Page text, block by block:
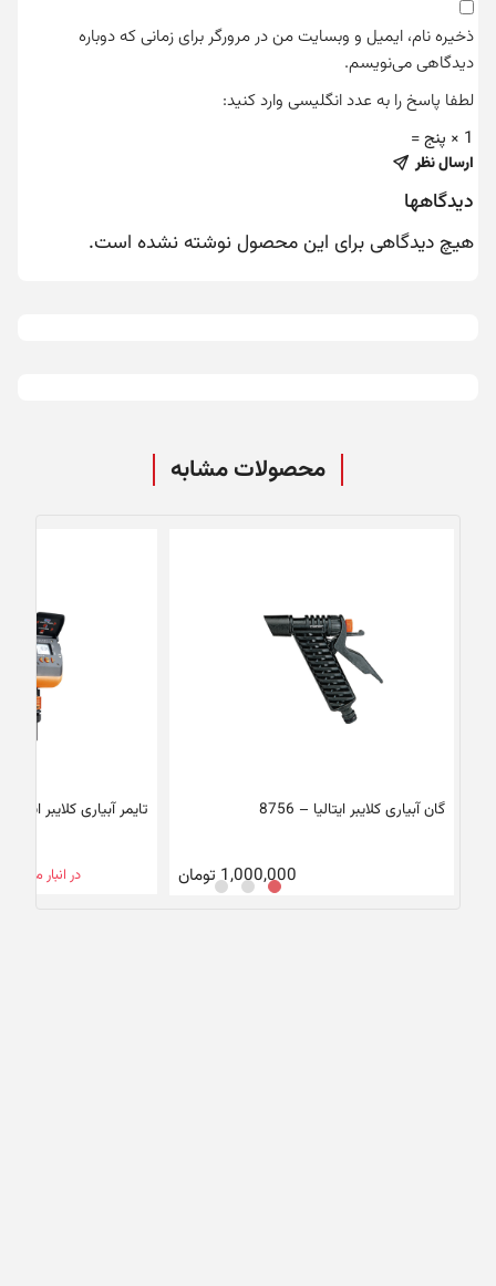
دیدگاهها
هیچ دیدگاهی برای این محصول نوشته نشده است.
ذخیره نام، ایمیل و وبسایت من در مرورگر برای زمانی که دوباره
دیدگاهی می‌نویسم.
لطفا پاسخ را به عدد انگلیسی وارد کنید:
1 × پنج =
ارسال نظر
محصولات مشابه
گان آبیاری کلایبر ایتالیا – 8756
1,000,000 تومان
تایمر آبیاری کلایبر ایتالیا –
در انبار